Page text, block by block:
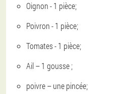
Oignon - 1 pièce;
Poivron - 1 pièce;
Tomates - 1 pièce;
Ail – 1 gousse ;
poivre – une pincée;